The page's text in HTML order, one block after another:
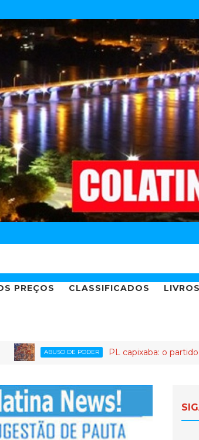
PREÇOS CLASSIFICADOS
DE PODER PL capixaba: o partido onde até